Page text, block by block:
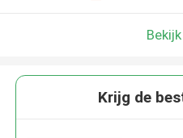
Krijg de